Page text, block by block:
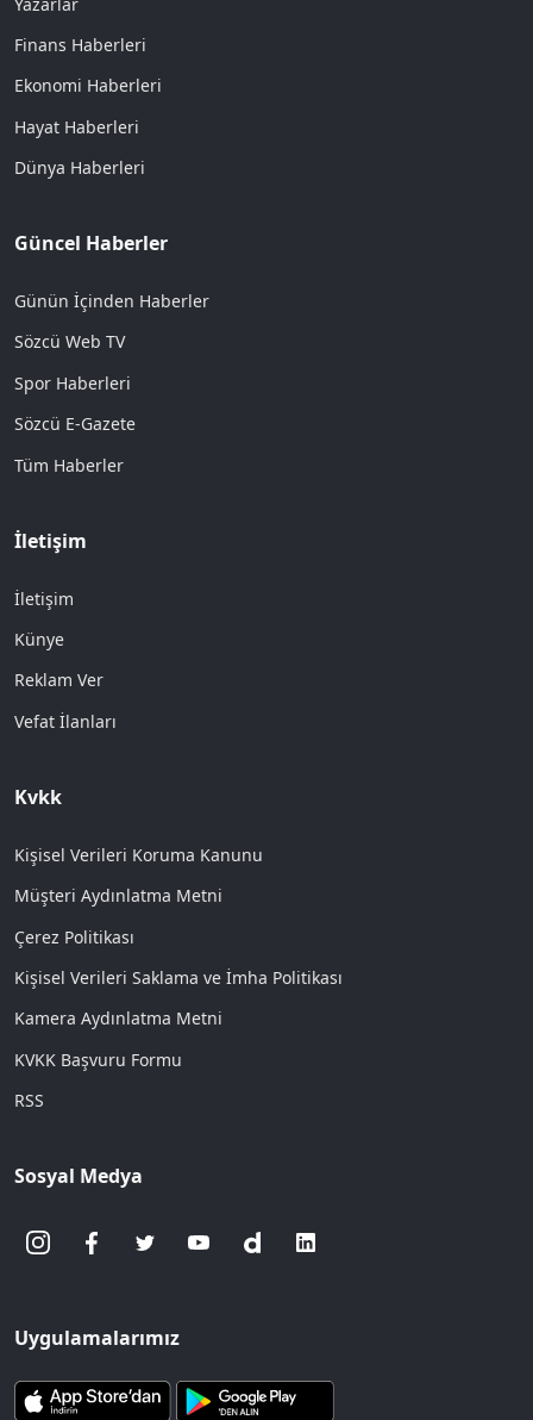
Finans Haberleri
Ekonomi Haberleri
Hayat Haberleri
Dünya Haberleri
Güncel Haberler
Günün İçinden Haberler
Sözcü Web TV
Spor Haberleri
Sözcü E-Gazete
Tüm Haberler
İletişim
İletişim
Künye
Reklam Ver
Vefat İlanları
Kvkk
Kişisel Verileri Koruma Kanunu
Müşteri Aydınlatma Metni
Çerez Politikası
Kişisel Verileri Saklama ve İmha Politikası
Kamera Aydınlatma Metni
KVKK Başvuru Formu
RSS
Sosyal Medya
Uygulamalarımız